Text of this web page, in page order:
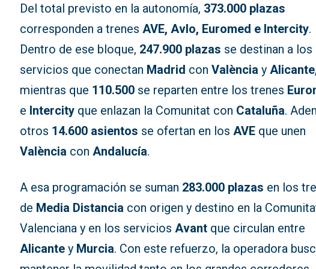
Del total previsto en la autonomía, 373.000 plazas
corresponden a trenesAVE, Avlo, Euromed e Intercity.
Dentro de ese bloque, 247.900 plazas se destinan a los
servicios que conectan Madrid conValència yAlicante
mientras que 110.500 se reparten entre los trenes
e Intercity que enlazan la Comunitat con Cataluña.
otros 14.600 asientos se ofertan en losAVE que unen
València conAndalucía.
A esa programación se suman 283.000 plazas en los
de Media Distancia con origen y destino en la
Valenciana y en los serviciosAvant que circulan entre
Alicante y Murcia. Con este refuerzo, la operadora